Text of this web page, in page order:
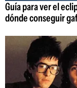
Guía para ver el
dónde conseguir